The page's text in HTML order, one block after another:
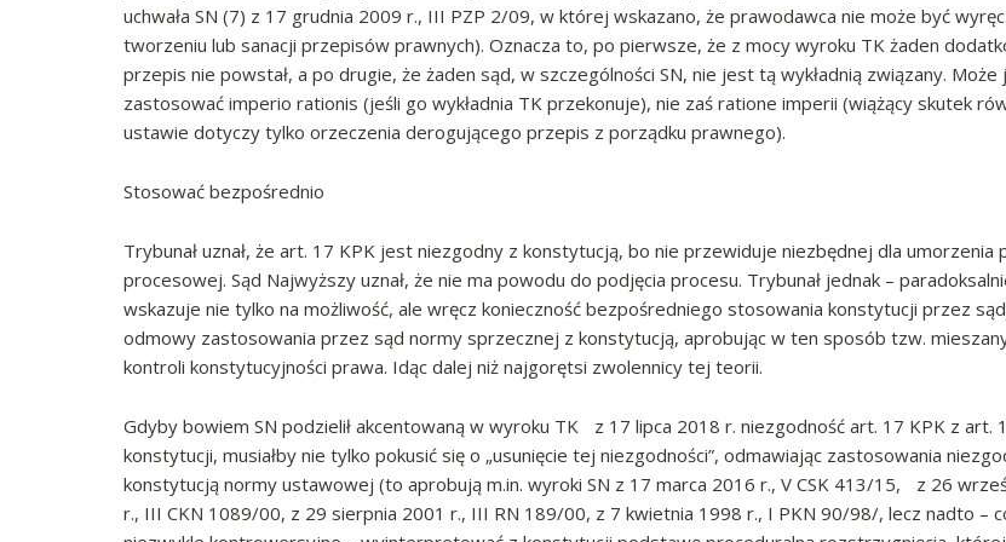
uchwała SN (7) z 17 grudnia 2009 r., III PZP 2/09, w której wskazano, że prawodawca nie może być
tworzeniu lub sanacji przepisów prawnych). Oznacza to, po pierwsze, że z mocy wyroku TK żaden
przepis nie powstał, a po drugie, że żaden sąd, w szczególności SN, nie jest tą wykładnią związany. Może
zastosować imperio rationis (jeśli go wykładnia TK przekonuje), nie zaś ratione imperii (wiążący skutek
ustawie dotyczy tylko orzeczenia derogującego przepis z porządku prawnego).
Stosować bezpośrednio
Trybunał uznał, że art. 17 KPK jest niezgodny z konstytucją, bo nie przewiduje niezbędnej dla umorzenia
procesowej. Sąd Najwyższy uznał, że nie ma powodu do podjęcia procesu. Trybunał jednak –
wskazuje nie tylko na możliwość, ale wręcz konieczność bezpośredniego stosowania konstytucji przez
odmowy zastosowania przez sąd normy sprzecznej z konstytucją, aprobując w ten sposób tzw.
kontroli konstytucyjności prawa. Idąc dalej niż najgorętsi zwolennicy tej teorii.
Gdyby bowiem SN podzielił akcentowaną w wyroku TK z 17 lipca 2018 r. niezgodność art. 17 KPK z art.
konstytucji, musiałby nie tylko pokusić się o „usunięcie tej niezgodności”, odmawiając zastosowania
konstytucją normy ustawowej (to aprobują m.in. wyroki SN z 17 marca 2016 r., V CSK 413/15, z 26
r., III CKN 1089/00, z 29 sierpnia 2001 r., III RN 189/00, z 7 kwietnia 1998 r., I PKN 90/98/, lecz nadto –